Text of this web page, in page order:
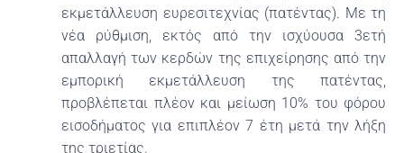
εκμετάλλευση ευρεσιτεχνίας (πατέντας). Με τη
νέα ρύθμιση, εκτός από την ισχύουσα 3ετή
απαλλαγή των κερδών της επιχείρησης από την
εμπορική εκμετάλλευση της πατέντας,
προβλέπεται πλέον και μείωση 10% του φόρου
εισοδήματος για επιπλέον 7 έτη μετά την λήξη
της τριετίας.